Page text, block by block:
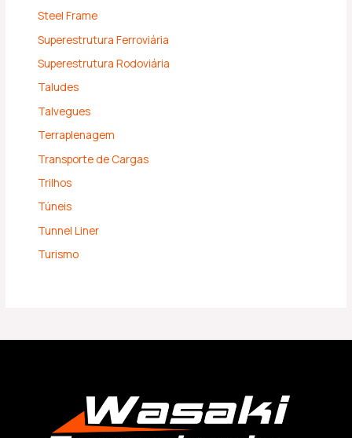
Steel Frame
Superestrutura Ferroviária
Superestrutura Rodoviária
Taludes
Talvegues
Terraplenagem
Transporte de Cargas
Trilhos
Túneis
Tunnel Liner
Turismo